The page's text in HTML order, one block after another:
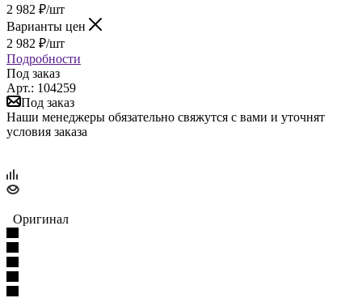
2 982 ₽/шт
Варианты цен
2 982 ₽/шт
Подробности
Под заказ
Арт.: 104259
Под заказ
Наши менеджеры обязательно свяжутся с вами и уточнят
условия заказа
Оригинал